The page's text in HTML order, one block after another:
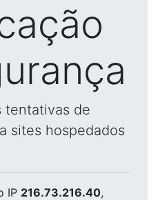
tentativas de
sites hospedados
IP 216.73.216.40,